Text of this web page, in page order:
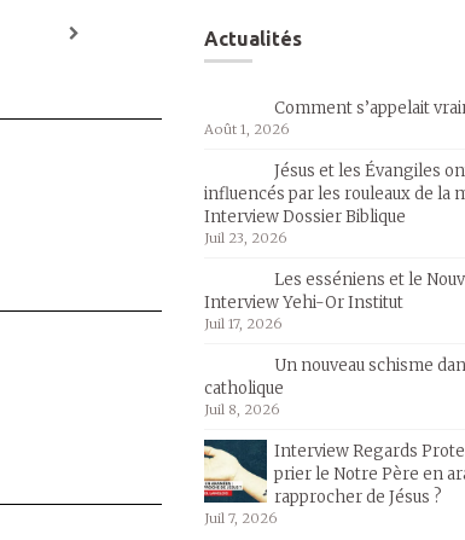
Actualités
Comment s’appelait
Août 1, 2026
Jésus et les Évangiles
influencés par les rouleaux de la
Interview Dossier Biblique
Juil 23, 2026
Les esséniens et le
Interview Yehi-Or Institut
Juil 17, 2026
Un nouveau schisme
catholique
Juil 8, 2026
Interview Regards
prier le Notre Père en
rapprocher de Jésus ?
Juil 7, 2026